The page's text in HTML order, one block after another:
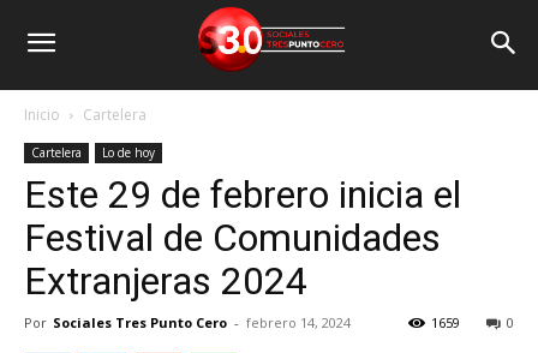
Inicio Cartelera
Cartelera Lo de hoy
Este 29 de febrero inicia el
Festival de Comunidades
Extranjeras 2024
Por Sociales Tres Punto Cero - febrero 14, 2024 0
1659